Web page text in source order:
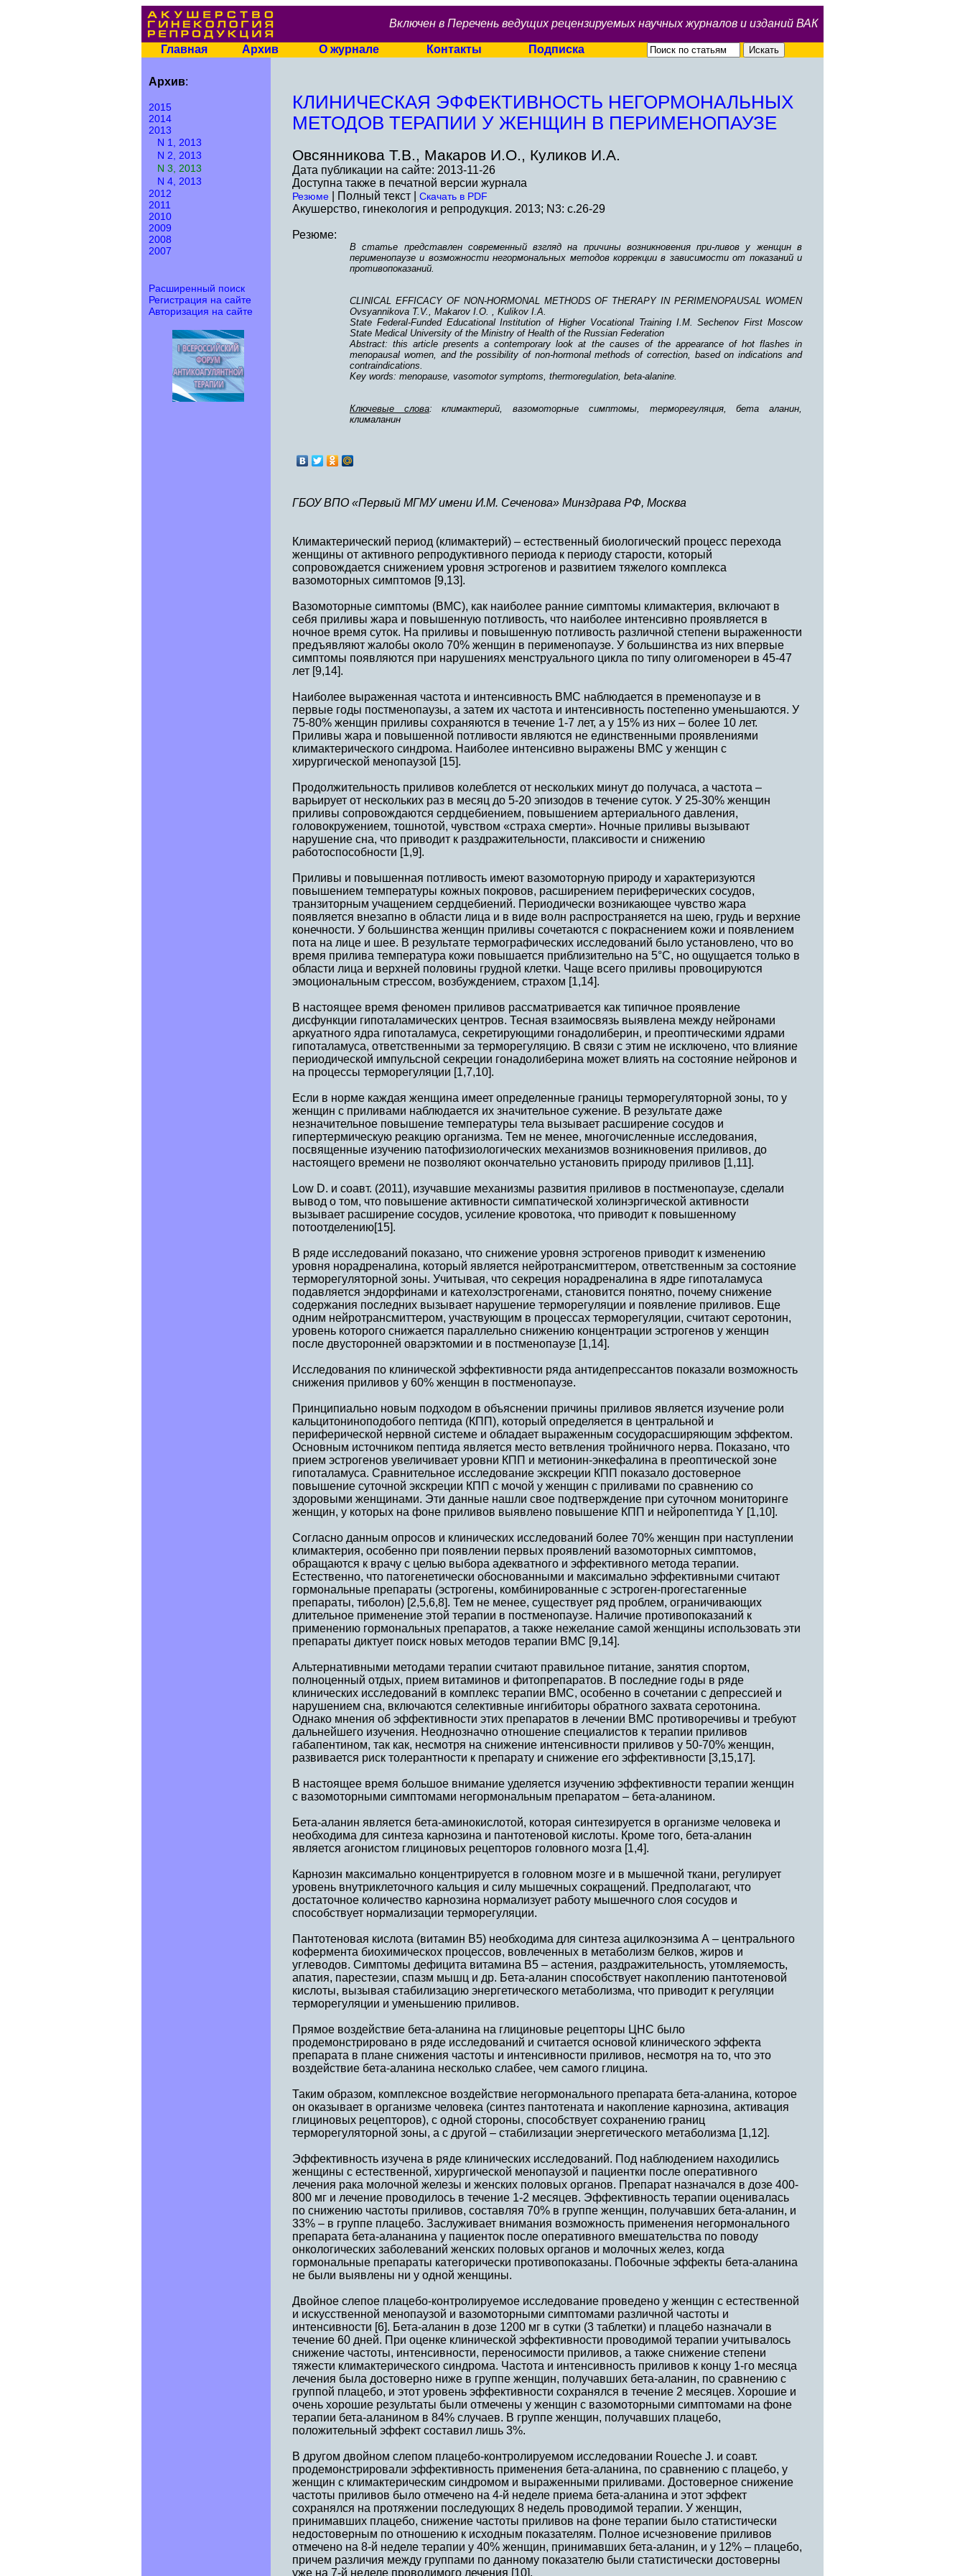
Включен в Перечень ведущих рецензируемых научных журналов и изданий ВАК
Главная Архив О журнале Контакты Подписка
Архив:
2015
2014
2013
N 1, 2013
N 2, 2013
N 3, 2013
N 4, 2013
2012
2011
2010
2009
2008
2007
Расширенный поиск
Регистрация на сайте
Авторизация на сайте
КЛИНИЧЕСКАЯ ЭФФЕКТИВНОСТЬ НЕГОРМОНАЛЬНЫХ
МЕТОДОВ ТЕРАПИИ У ЖЕНЩИН В ПЕРИМЕНОПАУЗЕ
Овсянникова Т.В., Макаров И.О., Куликов И.А.
Дата публикации на сайте: 2013-11-26
Доступна также в печатной версии журнала
Резюме | Полный текст | Скачать в PDF
Акушерство, гинекология и репродукция. 2013; N3: c.26-29
Резюме:
В статье представлен современный взгляд на причины возникновения при-ливов у женщин в
перименопаузе и возможности негормональных методов коррекции в зависимости от показаний и
противопоказаний.
CLINICAL EFFICACY OF NON-HORMONAL METHODS OF THERAPY IN PERIMENOPAUSAL WOMEN
Ovsyannikova T.V., Makarov I.O. , Kulikov I.A.
State Federal-Funded Educational Institution of Higher Vocational Training I.M. Sechenov First Moscow
State Medical University of the Ministry of Health of the Russian Federation
Abstract: this article presents a contemporary look at the causes of the appearance of hot flashes in
menopausal women, and the possibility of non-hormonal methods of correction, based on indications and
contraindications.
Key words: menopause, vasomotor symptoms, thermoregulation, beta-alanine.
Ключевые слова: климактерий, вазомоторные симптомы, терморегуляция, бета аланин,
клималанин
ГБОУ ВПО «Первый МГМУ имени И.М. Сеченова» Минздрава РФ, Москва
Климактерический период (климактерий) – естественный биологический процесс перехода
женщины от активного репродуктивного периода к периоду старости, который
сопровождается снижением уровня эстрогенов и развитием тяжелого комплекса
вазомоторных симптомов [9,13].
Вазомоторные симптомы (ВМС), как наиболее ранние симптомы климактерия, включают в
себя приливы жара и повышенную потливость, что наиболее интенсивно проявляется в
ночное время суток. На приливы и повышенную потливость различной степени выраженности
предъявляют жалобы около 70% женщин в перименопаузе. У большинства из них впервые
симптомы появляются при нарушениях менструального цикла по типу олигоменореи в 45-47
лет [9,14].
Наиболее выраженная частота и интенсивность ВМС наблюдается в пременопаузе и в
первые годы постменопаузы, а затем их частота и интенсивность постепенно уменьшаются. У
75-80% женщин приливы сохраняются в течение 1-7 лет, а у 15% из них – более 10 лет.
Приливы жара и повышенной потливости являются не единственными проявлениями
климактерического синдрома. Наиболее интенсивно выражены ВМС у женщин с
хирургической менопаузой [15].
Продолжительность приливов колеблется от нескольких минут до получаса, а частота –
варьирует от нескольких раз в месяц до 5-20 эпизодов в течение суток. У 25-30% женщин
приливы сопровождаются сердцебиением, повышением артериального давления,
головокружением, тошнотой, чувством «страха смерти». Ночные приливы вызывают
нарушение сна, что приводит к раздражительности, плаксивости и снижению
работоспособности [1,9].
Приливы и повышенная потливость имеют вазомоторную природу и характеризуются
повышением температуры кожных покровов, расширением периферических сосудов,
транзиторным учащением сердцебиений. Периодически возникающее чувство жара
появляется внезапно в области лица и в виде волн распространяется на шею, грудь и верхние
конечности. У большинства женщин приливы сочетаются с покраснением кожи и появлением
пота на лице и шее. В результате термографических исследований было установлено, что во
время прилива температура кожи повышается приблизительно на 5°С, но ощущается только в
области лица и верхней половины грудной клетки. Чаще всего приливы провоцируются
эмоциональным стрессом, возбуждением, страхом [1,14].
В настоящее время феномен приливов рассматривается как типичное проявление
дисфункции гипоталамических центров. Тесная взаимосвязь выявлена между нейронами
аркуатного ядра гипоталамуса, секретирующими гонадолиберин, и преоптическими ядрами
гипоталамуса, ответственными за терморегуляцию. В связи с этим не исключено, что влияние
периодической импульсной секреции гонадолиберина может влиять на состояние нейронов и
на процессы терморегуляции [1,7,10].
Если в норме каждая женщина имеет определенные границы терморегуляторной зоны, то у
женщин с приливами наблюдается их значительное сужение. В результате даже
незначительное повышение температуры тела вызывает расширение сосудов и
гипертермическую реакцию организма. Тем не менее, многочисленные исследования,
посвященные изучению патофизиологических механизмов возникновения приливов, до
настоящего времени не позволяют окончательно установить природу приливов [1,11].
Low D. и соавт. (2011), изучавшие механизмы развития приливов в постменопаузе, сделали
вывод о том, что повышение активности симпатической холинэргической активности
вызывает расширение сосудов, усиление кровотока, что приводит к повышенному
потоотделению[15].
В ряде исследований показано, что снижение уровня эстрогенов приводит к изменению
уровня норадреналина, который является нейротрансмиттером, ответственным за состояние
терморегуляторной зоны. Учитывая, что секреция норадреналина в ядре гипоталамуса
подавляется эндорфинами и катехолэстрогенами, становится понятно, почему снижение
содержания последних вызывает нарушение терморегуляции и появление приливов. Еще
одним нейротрансмиттером, участвующим в процессах терморегуляции, считают серотонин,
уровень которого снижается параллельно снижению концентрации эстрогенов у женщин
после двусторонней оварэктомии и в постменопаузе [1,14].
Исследования по клинической эффективности ряда антидепрессантов показали возможность
снижения приливов у 60% женщин в постменопаузе.
Принципиально новым подходом в объяснении причины приливов является изучение роли
кальцитониноподобого пептида (КПП), который определяется в центральной и
периферической нервной системе и обладает выраженным сосудорасширяющим эффектом.
Основным источником пептида является место ветвления тройничного нерва. Показано, что
прием эстрогенов увеличивает уровни КПП и метионин-энкефалина в преоптической зоне
гипоталамуса. Сравнительное исследование экскреции КПП показало достоверное
повышение суточной экскреции КПП с мочой у женщин с приливами по сравнению со
здоровыми женщинами. Эти данные нашли свое подтверждение при суточном мониторинге
женщин, у которых на фоне приливов выявлено повышение КПП и нейропептида Y [1,10].
Согласно данным опросов и клинических исследований более 70% женщин при наступлении
климактерия, особенно при появлении первых проявлений вазомоторных симптомов,
обращаются к врачу с целью выбора адекватного и эффективного метода терапии.
Естественно, что патогенетически обоснованными и максимально эффективными считают
гормональные препараты (эстрогены, комбинированные с эстроген-прогестагенные
препараты, тиболон) [2,5,6,8]. Тем не менее, существует ряд проблем, ограничивающих
длительное применение этой терапии в постменопаузе. Наличие противопоказаний к
применению гормональных препаратов, а также нежелание самой женщины использовать эти
препараты диктует поиск новых методов терапии ВМС [9,14].
Альтернативными методами терапии считают правильное питание, занятия спортом,
полноценный отдых, прием витаминов и фитопрепаратов. В последние годы в ряде
клинических исследований в комплекс терапии ВМС, особенно в сочетании с депрессией и
нарушением сна, включаются селективные ингибиторы обратного захвата серотонина.
Однако мнения об эффективности этих препаратов в лечении ВМС противоречивы и требуют
дальнейшего изучения. Неоднозначно отношение специалистов к терапии приливов
габапентином, так как, несмотря на снижение интенсивности приливов у 50-70% женщин,
развивается риск толерантности к препарату и снижение его эффективности [3,15,17].
В настоящее время большое внимание уделяется изучению эффективности терапии женщин
с вазомоторными симптомами негормональным препаратом – бета-аланином.
Бета-аланин является бета-аминокислотой, которая синтезируется в организме человека и
необходима для синтеза карнозина и пантотеновой кислоты. Кроме того, бета-аланин
является агонистом глициновых рецепторов головного мозга [1,4].
Карнозин максимально концентрируется в головном мозге и в мышечной ткани, регулирует
уровень внутриклеточного кальция и силу мышечных сокращений. Предполагают, что
достаточное количество карнозина нормализует работу мышечного слоя сосудов и
способствует нормализации терморегуляции.
Пантотеновая кислота (витамин В5) необходима для синтеза ацилкоэнзима А – центрального
кофермента биохимическох процессов, вовлеченных в метаболизм белков, жиров и
углеводов. Симптомы дефицита витамина В5 – астения, раздражительность, утомляемость,
апатия, парестезии, спазм мышц и др. Бета-аланин способствует накоплению пантотеновой
кислоты, вызывая стабилизацию энергетического метаболизма, что приводит к регуляции
терморегуляции и уменьшению приливов.
Прямое воздействие бета-аланина на глициновые рецепторы ЦНС было
продемонстрировано в ряде исследований и считается основой клинического эффекта
препарата в плане снижения частоты и интенсивности приливов, несмотря на то, что это
воздействие бета-аланина несколько слабее, чем самого глицина.
Таким образом, комплексное воздействие негормонального препарата бета-аланина, которое
он оказывает в организме человека (синтез пантотената и накопление карнозина, активация
глициновых рецепторов), с одной стороны, способствует сохранению границ
терморегуляторной зоны, а с другой – стабилизации энергетического метаболизма [1,12].
Эффективность изучена в ряде клинических исследований. Под наблюдением находились
женщины с естественной, хирургической менопаузой и пациентки после оперативного
лечения рака молочной железы и женских половых органов. Препарат назначался в дозе 400-
800 мг и лечение проводилось в течение 1-2 месяцев. Эффективность терапии оценивалась
по снижению частоты приливов, составляя 70% в группе женщин, получавших бета-аланин, и
33% – в группе плацебо. Заслуживает внимания возможность применения негормонального
препарата бета-алананина у пациенток после оперативного вмешательства по поводу
онкологических заболеваний женских половых органов и молочных желез, когда
гормональные препараты категорически противопоказаны. Побочные эффекты бета-аланина
не были выявлены ни у одной женщины.
Двойное слепое плацебо-контролируемое исследование проведено у женщин с естественной
и искусственной менопаузой и вазомоторными симптомами различной частоты и
интенсивности [6]. Бета-аланин в дозе 1200 мг в сутки (3 таблетки) и плацебо назначали в
течение 60 дней. При оценке клинической эффективности проводимой терапии учитывалось
снижение частоты, интенсивности, переносимости приливов, а также снижение степени
тяжести климактерического синдрома. Частота и интенсивность приливов к концу 1-го месяца
лечения была достоверно ниже в группе женщин, получавших бета-аланин, по сравнению с
группой плацебо, и этот уровень эффективности сохранялся в течение 2 месяцев. Хорошие и
очень хорошие результаты были отмечены у женщин с вазомоторными симптомами на фоне
терапии бета-аланином в 84% случаев. В группе женщин, получавших плацебо,
положительный эффект составил лишь 3%.
В другом двойном слепом плацебо-контролируемом исследовании Roueche J. и соавт.
продемонстрировали эффективность применения бета-аланина, по сравнению с плацебо, у
женщин с климактерическим синдромом и выраженными приливами. Достоверное снижение
частоты приливов было отмечено на 4-й неделе приема бета-аланина и этот эффект
сохранялся на протяжении последующих 8 недель проводимой терапии. У женщин,
принимавших плацебо, снижение частоты приливов на фоне терапии было статистически
недостоверным по отношению к исходным показателям. Полное исчезновение приливов
отмечено на 8-й неделе терапии у 40% женщин, принимавших бета-аланин, и у 12% – плацебо,
причем различия между группами по данному показателю были статистически достоверны
уже на 7-й неделе проводимого лечения [10].